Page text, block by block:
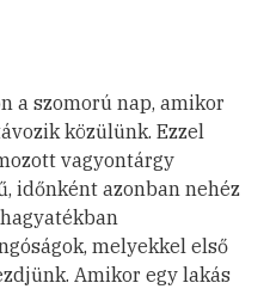
a szomorú nap, amikor
közülünk. Ezzel
vagyontárgy
időnként azonban nehéz
melyekkel első
Amikor egy lakás